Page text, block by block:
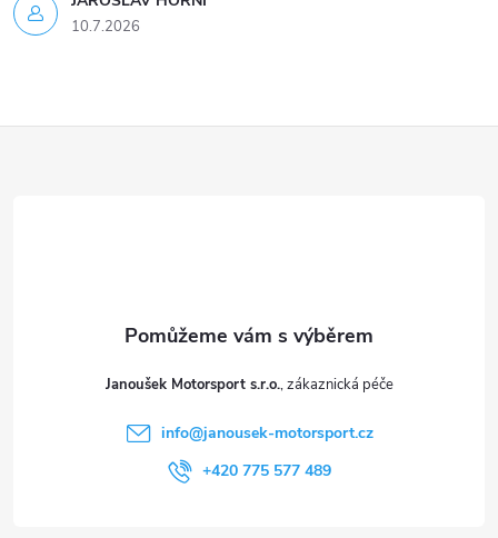
10.7.2026
Janoušek Motorsport s.r.o.
info@janousek-motorsport.cz
+420 775 577 489